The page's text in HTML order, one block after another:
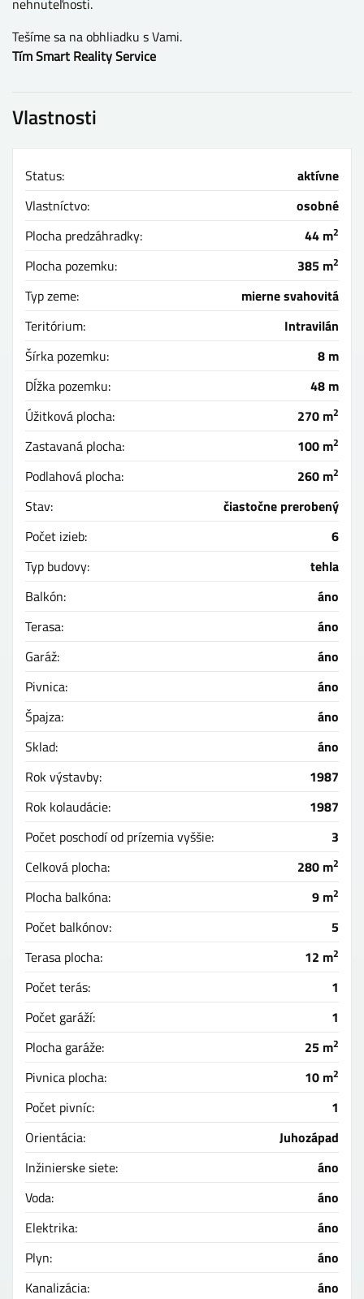
nehnuteľnosti.
Tešíme sa na obhliadku s Vami.
Tím Smart Reality Service
Vlastnosti
Status:
aktívne
Vlastníctvo:
osobné
Plocha predzáhradky:
44 m2
Plocha pozemku: 385 m2
Typ zeme:
mierne svahovitá
Teritórium:
Intravilán
Šírka pozemku:
8 m
Dĺžka pozemku:
48 m
Úžitková plocha:
270 m2
Zastavaná plocha: 100 m2
Podlahová plocha: 260 m2
Stav:
čiastočne prerobený
Počet izieb:
6
Typ budovy:
tehla
Balkón:
áno
Terasa:
áno
Garáž:
áno
Pivnica:
áno
Špajza:
áno
Sklad:
áno
Rok výstavby:
1987
Rok kolaudácie:
1987
Počet poschodí od prízemia vyššie:
3
Celková plocha:
280 m2
Plocha balkóna: 9 m2
Počet balkónov:
5
Terasa plocha:
12 m2
Počet terás:
1
Počet garáží:
1
Plocha garáže:
25 m2
Pivnica plocha: 10 m2
Počet pivníc:
1
Orientácia:
Juhozápad
Inžinierske siete:
áno
Voda:
áno
Elektrika:
áno
Plyn:
áno
Kanalizácia:
áno